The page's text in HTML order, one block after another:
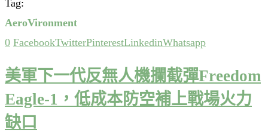
Tag:
AeroVironment
0 FacebookTwitterPinterestLinkedinWhatsapp
美軍下一代反無人機攔截彈Freedom
Eagle-1，低成本防空補上戰場火力
缺口